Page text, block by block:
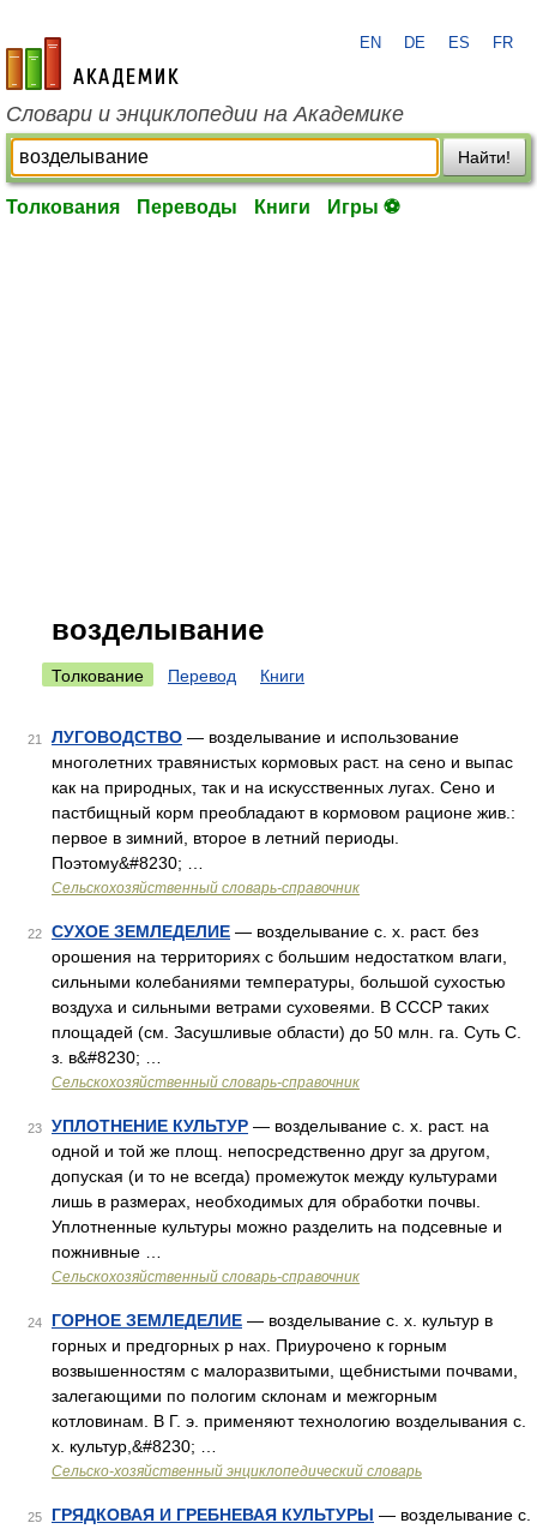
academic.ru
EN DE ES FR
Словари и энциклопедии на Академике
Найти!
Толкования Переводы Книги Игры ⚽
возделывание
Толкование Перевод Книги
21 ЛУГОВОДСТВО — возделывание и использование
многолетних травянистых кормовых раст. на сено и выпас
как на природных, так и на искусственных лугах. Сено и
пастбищный корм преобладают в кормовом рационе жив.:
первое в зимний, второе в летний периоды.
Поэтому&#8230; …
Сельскохозяйственный словарь-справочник
22 СУХОЕ ЗЕМЛЕДЕЛИЕ — возделывание с. х. раст. без
орошения на территориях с большим недостатком влаги,
сильными колебаниями температуры, большой сухостью
воздуха и сильными ветрами суховеями. В СССР таких
площадей (см. Засушливые области) до 50 млн. га. Суть С.
з. в&#8230; …
Сельскохозяйственный словарь-справочник
23 УПЛОТНЕНИЕ КУЛЬТУР — возделывание с. х. раст. на
одной и той же площ. непосредственно друг за другом,
допуская (и то не всегда) промежуток между культурами
лишь в размерах, необходимых для обработки почвы.
Уплотненные культуры можно разделить на подсевные и
пожнивные …
Сельскохозяйственный словарь-справочник
24 ГОРНОЕ ЗЕМЛЕДЕЛИЕ — возделывание с. х. культур в
горных и предгорных р нах. Приурочено к горным
возвышенностям с малоразвитыми, щебнистыми почвами,
залегающими по пологим склонам и межгорным
котловинам. В Г. э. применяют технологию возделывания с.
х. культур,&#8230; …
Сельско-хозяйственный энциклопедический словарь
25 ГРЯДКОВАЯ И ГРЕБНЕВАЯ КУЛЬТУРЫ — возделывание с.